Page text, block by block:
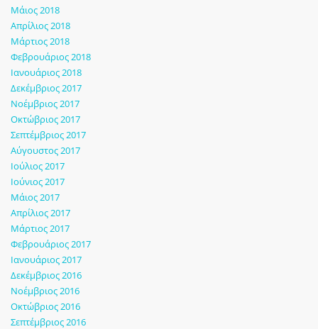
Μάιος 2018
Απρίλιος 2018
Μάρτιος 2018
Φεβρουάριος 2018
Ιανουάριος 2018
Δεκέμβριος 2017
Νοέμβριος 2017
Οκτώβριος 2017
Σεπτέμβριος 2017
Αύγουστος 2017
Ιούλιος 2017
Ιούνιος 2017
Μάιος 2017
Απρίλιος 2017
Μάρτιος 2017
Φεβρουάριος 2017
Ιανουάριος 2017
Δεκέμβριος 2016
Νοέμβριος 2016
Οκτώβριος 2016
Σεπτέμβριος 2016